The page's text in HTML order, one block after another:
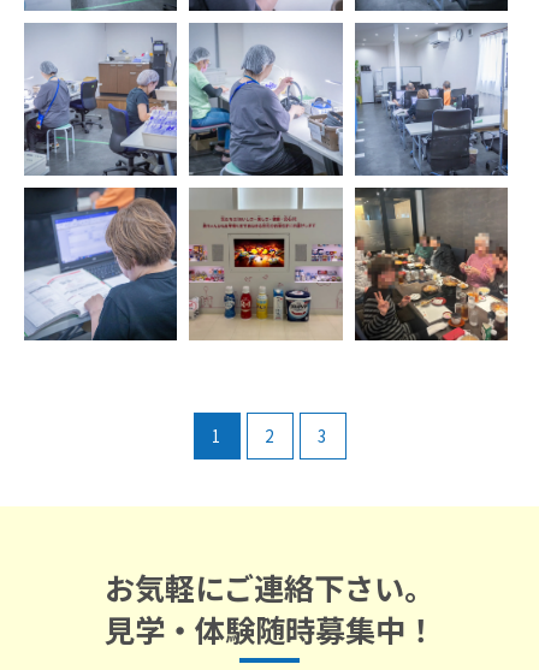
1 2 3
お気軽にご連絡下さい。
見学・体験随時募集中！